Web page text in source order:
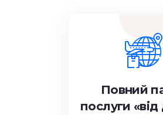
Повний
послуги